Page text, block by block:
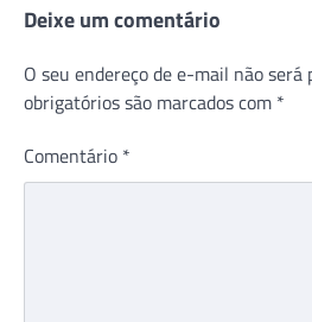
Deixe um comentário
O seu endereço de e-mail não será
obrigatórios são marcados com *
Comentário *